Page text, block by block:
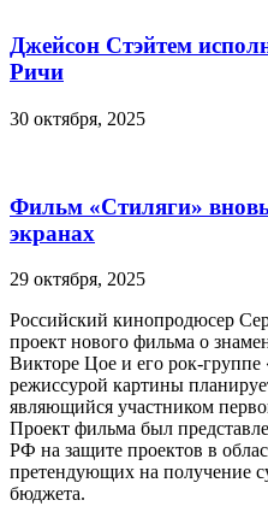
Джейсон Стэйтем
Ричи
30 октября, 2025
Фильм «Стиляги»
экранах
29 октября, 2025
Российский кинопродюсер
проект нового фильма о
Викторе Цое и его рок-
режиссурой картины
являющийся участником
Проект фильма был
РФ на защите проектов в
претендующих на получение
бюджета.